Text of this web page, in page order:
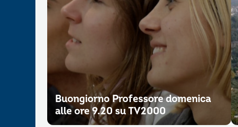
Buongiorno Professore domenica
alle ore 9.20 su TV2000